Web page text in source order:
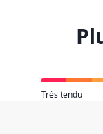
Très tendu